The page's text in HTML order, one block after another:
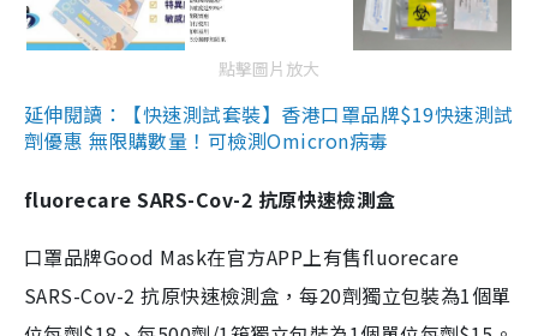
點擊圖片放大
延伸閱讀：【快速測試套裝】香港口罩品牌$19快速測試
劑優惠 無限購數量！可檢測Omicron病毒
fluorecare SARS-Cov-2 抗原快速檢測盒
口罩品牌Good Mask在官方APP上有售fluorecare
SARS-Cov-2 抗原快速檢測盒，每20劑獨立包裝為1個單